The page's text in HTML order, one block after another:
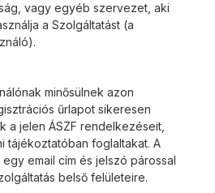
vagy egyéb szervezet, aki
a Szolgáltatást (a
minősülnek azon
űrlapot sikeresen
a jelen ÁSZF rendelkezéseit,
tájékoztatóban foglaltakat. A
email cím és jelszó párossal
belső felületeire.